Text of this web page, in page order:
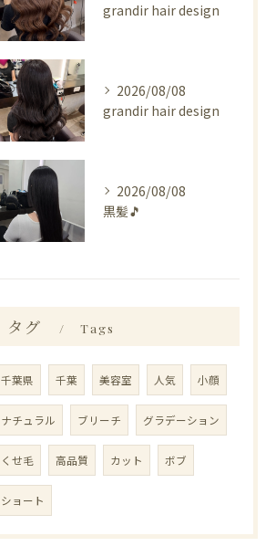
grandir hair design
2026/08/08
grandir hair design
2026/08/08
黒髪🎵
タグ Tags
千葉県 千葉 美容室 人気 小顔
ナチュラル ブリーチ グラデーション
くせ毛 高品質 カット ボブ
ショート